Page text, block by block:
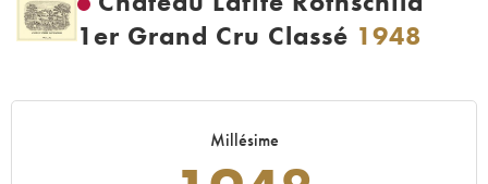
1er Grand Cru Classé 1948
Millésime